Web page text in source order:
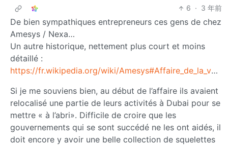
6 · 3 年前
De bien sympathiques entrepreneurs ces gens de chez
Amesys / Nexa…
Un autre historique, nettement plus court et moins
détaillé :
https://fr.wikipedia.org/wiki/Amesys#Affaire_de_la_vente_de_technologies_de_surveillance_%C3%A0_la_Libye
Si je me souviens bien, au début de l’affaire ils avaient
relocalisé une partie de leurs activités à Dubai pour se
mettre « à l’abri». Difficile de croire que les
gouvernements qui se sont succédé ne les ont aidés, il
doit encore y avoir une belle collection de squelettes